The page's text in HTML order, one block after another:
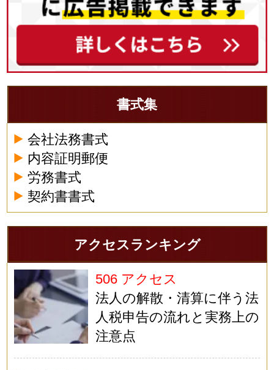
書式集
会社法務書式
内容証明郵便
労務書式
契約書書式
アクセスランキング
506 アクセス
法人の解散・清算に伴う法
人税申告の流れと実務上の
注意点